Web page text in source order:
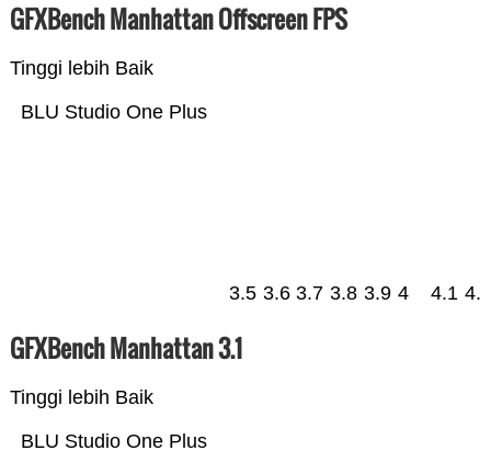
GFXBench Manhattan Offscreen FPS
Tinggi lebih Baik
BLU Studio One Plus
3.5 3.6 3.7 3.8 3.9 4 4.1 4.2
GFXBench Manhattan 3.1
Tinggi lebih Baik
BLU Studio One Plus